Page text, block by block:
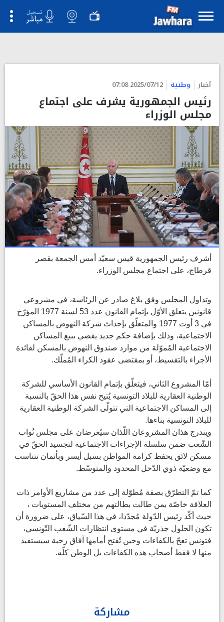
أخبار وطنية 2025/07/12 07:08
رئيس الجمهورية يشرف على اجتماع
مجلس الوزراء
أشرف رئيس الجمهورية قيس سعيّد أمس الجمعة بقصر
قرطاج، على اجتماع مجلس الوزراء.
وتداول المجلس وفق بلاغ صادر عن الرئاسة، في مشروعي
قانونين يتعلق الأوّل بإتمام القانون عدد 53 لسنة 1977 المؤرّخ
في 3 أوت 1977 والمتعلّق بإحداث شركة النهوض بالمساكن
الاجتماعية، وذلك بإضافة حكم جديد يقضي ببيع المساكن
الاجتماعية المُموّلة من موارد صندوق النهوض بالمسكن لفائدة
الأجراء بالتقسيط، أو بمقتضى عقود الكراء المُملّك.
أمّا المشروع الثاني، فيتعلّق بإتمام القانون الأساسي للشركة
الوطنية العقارية للبلاد التونسية يُتيح نفس هذا الحقّ بالنسبة
إلى المساكن الاجتماعية التي تتولّى الشركة الوطنية العقارية
للبلاد التونسية بناءها.
ويندرج هذان المشروعان اللّذان سيُعرضان على مجلس نُواب
الشّعب ضمن سلسلة الإجراءات الاجتماعية لتجسيد الحقّ في
مسكن لائق يحفظ كرامة المواطن بسبل أيسر وبأثمان تتناسب
مع وضعيّة ذوي الدّخل المحدود والمتوسّط.
كما تمّ التطرّق بصفة مُطوّلة إلى عدد من مشاريع الأوامر ذات
العلاقة خاصّة بمن طالت بطالتهم من مختلف المستويات ،
حيث أكّد رئيس الدّولة مُجدّدا، في هذا السّياق، على ضرورة أن
تكون الحلول جذريّة في مستوى انتظارات الشّعب التّونسي،
فتونس تعجّ بالكفاءات وحين تُفتح أمامها آفاق رحبة سيستفيد
منها لا فقط أصحاب هذه الكفاءات بل الوطن كلّه.
مشاركة